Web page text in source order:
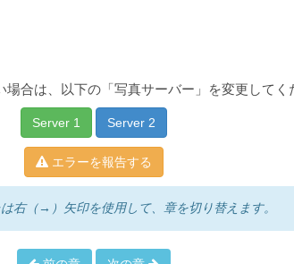
場合は、以下の「写真サーバー」を変更してく
Server 1 Server 2
エラーを報告する
右（→）矢印を使用して、章を切り替えます。